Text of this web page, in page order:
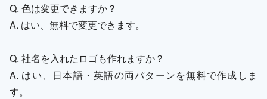
Q. 色は変更できますか？
A. はい、無料で変更できます。
Q. 社名を入れたロゴも作れますか？
A. はい、日本語・英語の両パターンを無料で作成しま
す。